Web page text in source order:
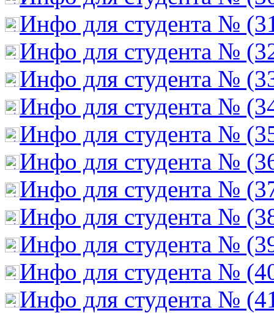
Инфо для студента №
Инфо для студента №
Инфо для студента №
Инфо для студента №
Инфо для студента №
Инфо для студента №
Инфо для студента №
Инфо для студента №
Инфо для студента №
Инфо для студента №
Инфо для студента №